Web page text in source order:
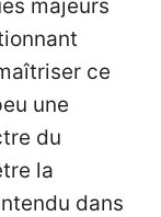
majeurs
ce
une
du
la
dans